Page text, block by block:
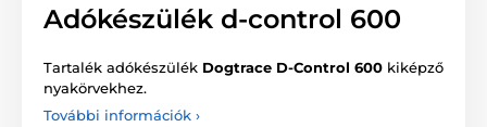
Adókészülék d-control 600
Tartalék adókészülék Dogtrace D-Control 600 kiképző
nyakörvekhez.
További információk ›